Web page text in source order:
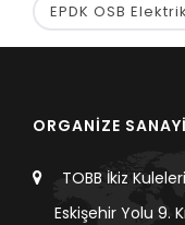
EPDK OSB
ORGANİZE
TOBB İkiz
Eskişehir Yolu 9.